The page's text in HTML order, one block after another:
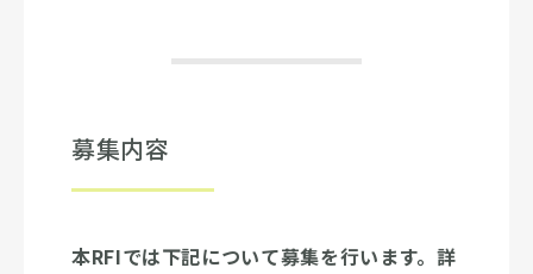
募集内容
本RFIでは下記について募集を行います。詳